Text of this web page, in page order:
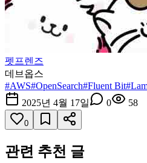
펫프렌즈
데브옵스
#AWS#OpenSearch#Fluent Bit#
2025년 4월 17일
0 58
0
관련 추천 글